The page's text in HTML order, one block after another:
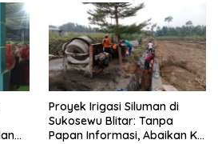
Pembangunan
Proyek Irigasi Siluman di
Sukosewu Blitar: Tanpa
Papan Informasi, Abaikan K3,